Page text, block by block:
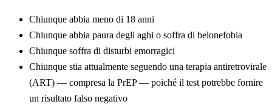
Chiunque abbia meno di 18 anni
Chiunque abbia paura degli aghi o soffra di belonefobia
Chiunque soffra di disturbi emorragici
Chiunque stia attualmente seguendo una terapia antiretrovirale
(ART) — compresa la PrEP — poiché il test potrebbe fornire
un risultato falso negativo